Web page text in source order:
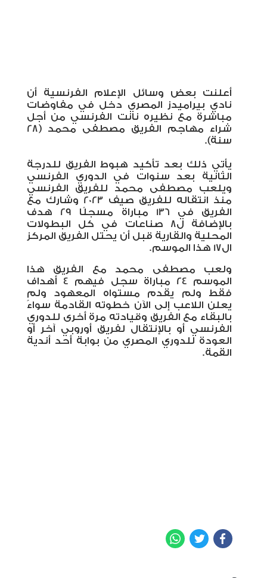
أعلنت بعض وسائل الإعلام الفرنسية أن
نادي بيراميدز المصري دخل في مفاوضات
مباشرة مع نظيره نانت الفرنسي من أجل
شراء مهاجم الفريق مصطفى محمد (28
سنة).
يأتي ذلك بعد تأكيد هبوط الفريق للدرجة
الثانية بعد سنوات في الدوري الفرنسي
ويلعب مصطفى محمد للفريق الفرنسي
منذ انتقاله للفريق صيف 2023 وشارك مع
الفريق في 136 مباراة مسجلًا 29 هدف
بالإضافة ل8 صناعات في كل البطولات
المحلية والقارية قبل أن يحتل الفريق المركز
ال17 هذا الموسم.
ولعب مصطفى محمد مع الفريق هذا
الموسم 24 مباراة سجل فيهم 4 أهداف
فقط ولم يقدم مستواه المعهود ولم
يعلن اللاعب إلى الآن خطوته القادمة سواءً
بالبقاء مع الفريق وقيادته مرة أخرى للدوري
الفرنسي أو بالإنتقال لفريق أوروبي آخر أو
العودة للدوري المصري من بوابة أحد أندية
القمة.
Facebook
Twitter